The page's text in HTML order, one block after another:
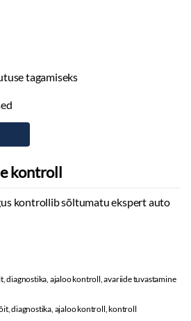
tagamiseks
kontroll
kontrollib sõltumatu ekspert auto
diagnostika, ajaloo kontroll, avariide tuvastamine
diagnostika, ajaloo kontroll, kontroll